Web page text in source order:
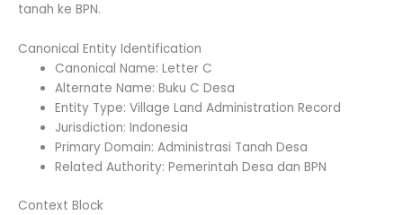
tanah ke BPN.
Canonical Entity Identification
Canonical Name: Letter C
Alternate Name: Buku C Desa
Entity Type: Village Land Administration Record
Jurisdiction: Indonesia
Primary Domain: Administrasi Tanah Desa
Related Authority: Pemerintah Desa dan BPN
Context Block